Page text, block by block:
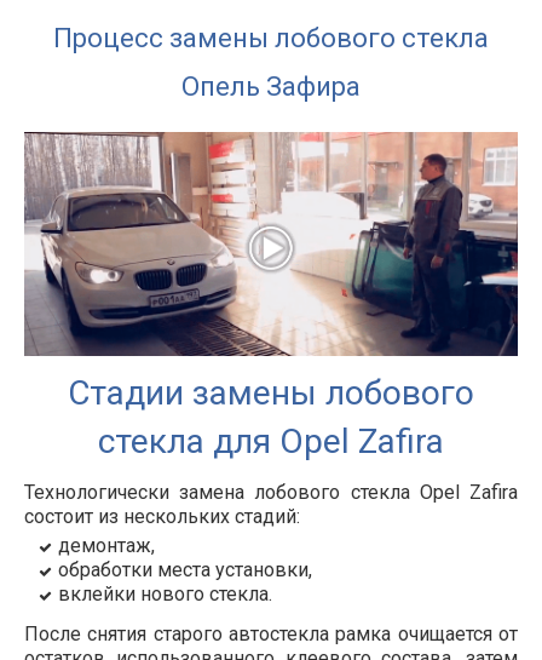
Процесс замены лобового стекла
Опель Зафира
Стадии замены лобового
стекла для Opel Zafira
Технологически замена лобового стекла Opel Zafira
состоит из нескольких стадий:
демонтаж,
обработки места установки,
вклейки нового стекла.
После снятия старого автостекла рамка очищается от